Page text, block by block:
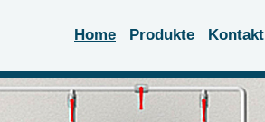
Home Produkte Kontakt